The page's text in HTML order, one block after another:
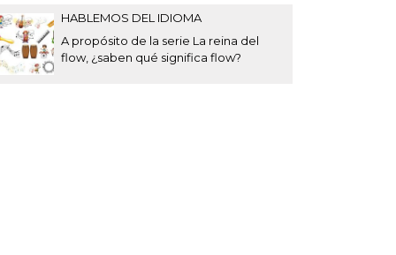
HABLEMOS DEL IDIOMA
A propósito de la serie La reina del
flow, ¿saben qué significa flow?